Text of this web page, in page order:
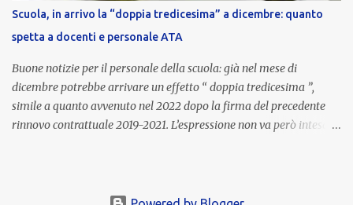
completato la procedura di valutazione e trasmesso i dati a NoiPA,
che ha poi disposto la liquidazione automatica in busta paga . Gli
importi e le trattenute L’importo medio lordo riconosciuto è di 6....
Scuola, in arrivo la “doppia tredicesima” a dicembre: quanto
spetta a docenti e personale ATA
Buone notizie per il personale della scuola: già nel mese di
dicembre potrebbe arrivare un effetto “ doppia tredicesima ”,
simile a quanto avvenuto nel 2022 dopo la firma del precedente
rinnovo contrattuale 2019-2021. L’espressione non va però intesa in
un’integrazione straordinaria che, pur non raggiungendo l’importo